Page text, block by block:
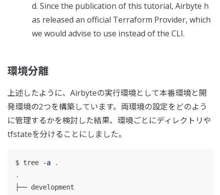
d. Since the publication of this tutorial, Airbyte h
as released an official Terraform Provider, which
we would advise to use instead of the CLI.
環境分離
上述したように、Airbyteの実行環境として本番環境と開
発環境の2つを構築しています。両環境の設定をどのよう
に管理するかを検討した結果、環境ごとにディレクトリや
tfstateを分けることにしました。
$ tree -a
.
.
├── development